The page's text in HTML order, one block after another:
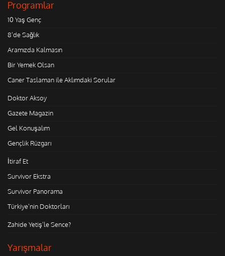
Programlar
10 Yaş Genç
8'de Sağlık
Aramızda Kalmasın
Bir Yemek Olsan
Caner Taslaman ile Aklımdaki Sorular
Doktor Aksoy
Gazete Magazin
Gel Konuşalım
Gençlik Rüzgarı
İtiraf Et
Survivor Ekstra
Survivor Panorama
Türkiye'nin Doktorları
Zahide Yetiş'le Sence?
Yarışmalar